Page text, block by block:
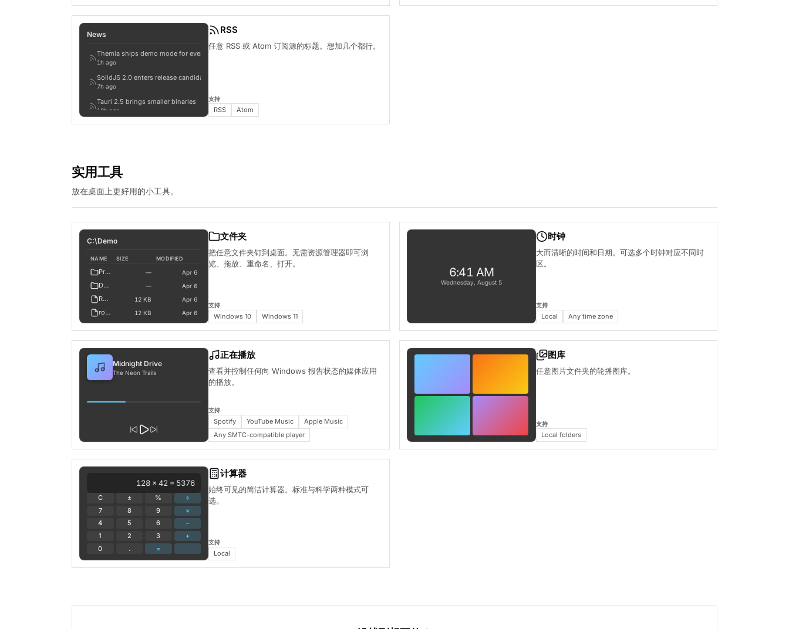
sofia
News
Themia ships demo mode for every widget
1h ago
SolidJS 2.0 enters release candidate
7h ago
Tauri 2.5 brings smaller binaries
18h ago
The desktop is back
RSS
任意 RSS 或 Atom 订阅源的标题。想加几个都行。
支持
RSS Atom
实用工具
放在桌面上更好用的小工具。
C:\Demo
NAME SIZE MODIFIED
Projects — Apr 6
Documents — Apr 6
README.md 12 KB Apr 6
roadmap.md 12 KB Apr 6
budget.xlsx
mockup-v2.png 1.2 MB Apr 6
logo.svg
文件夹
把任意文件夹钉到桌面。无需资源管理器即可浏
览、拖放、重命名、打开。
支持
Windows 10 Windows 11
6:41 AM
Wednesday, August 5
时钟
大而清晰的时间和日期。可选多个时钟对应不同时
区。
支持
Local Any time zone
Midnight Drive
The Neon Trails
正在播放
查看并控制任何向 Windows 报告状态的媒体应用
的播放。
支持
Spotify YouTube Music
Apple Music
Any SMTC-compatible player
图库
任意图片文件夹的轮播图库。
支持
Local folders
128 × 42 = 5376
C ± %
÷
7
8 9
×
4
5 6
−
1
2 3
+
0
. =
计算器
始终可见的简洁计算器。标准与科学两种模式可
选。
支持
Local